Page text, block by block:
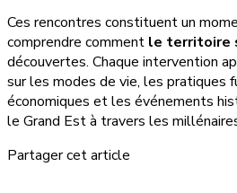
Ces rencontres constituent un
comprendre comment le territoire
découvertes. Chaque intervention
sur les modes de vie, les pratiques
économiques et les événements
le Grand Est à travers les
Partager cet article